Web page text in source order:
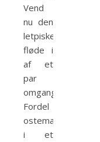
Vend
nu den
letpiskede
fløde i
af et
par
omgange.
Fordel
ostemassen
i et